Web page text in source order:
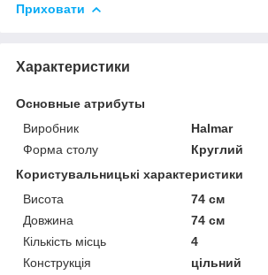
Приховати
Характеристики
Основные атрибуты
Виробник
Halmar
Форма столу
Круглий
Користувальницькі характеристики
Висота
74 см
Довжина
74 см
Кількість місць
4
Конструкція
цільний